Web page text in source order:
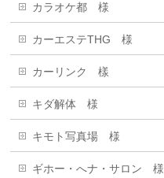
カラオケ都 様
カーエステTHG 様
カーリンク 樣
キダ解体 様
キモト写真場 様
ギホー・へナ・サロン 様